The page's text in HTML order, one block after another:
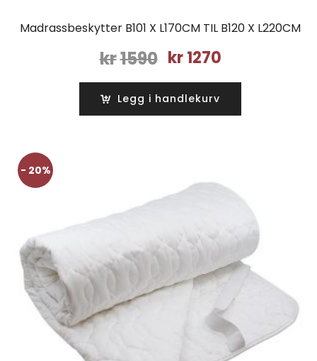
Madrassbeskytter B101 X L170CM TIL B120 X L220CM
kr1590
Opprinnelig
var:
kr1590.
kr 1270Nåværende
kr1270.
Legg i handlekurv
- 20%